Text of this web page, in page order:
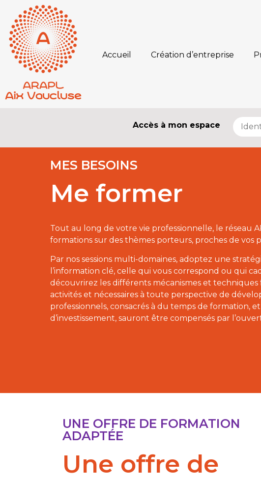
Accueil Création d’entreprise
Accès à mon espace
MES BESOINS
Me former
Tout au long de votre vie professionnelle, le réseau
formations sur des thèmes porteurs, proches de vos
Par nos sessions multi-domaines, adoptez une
l’information clé, celle qui vous correspond ou qui
découvrirez les différents mécanismes et techniques
activités et nécessaires à toute perspective de
professionnels, consacrés à du temps de formation,
d’investissement, sauront être compensés par
UNE OFFRE DE FORMATION
ADAPTÉE
Une offre de